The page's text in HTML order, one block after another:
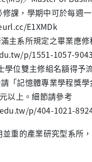
課，學期中可於每週
E1XMDk
主系所規定之畢業應
p/1551-1057-
學位雙主修組名額得
「記憶體專業學程獎
以上。細節請參考
p/404-1021-
重的產業研究型系所